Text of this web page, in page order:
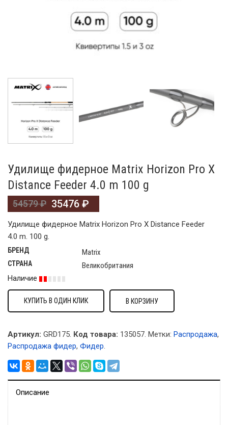
Удилище фидерное Matrix Horizon Pro X
Distance Feeder 4.0 m 100 g
54579₽ 35476 ₽
Удилище фидерное Matrix Horizon Pro X Distance Feeder
4.0 m. 100 g.
БРЕНД Matrix
СТРАНА
Великобритания
Наличие
КУПИТЬ В ОДИН КЛИК В КОРЗИНУ
Артикул: GRD175. Код товара: 135057. Метки: Распродажа,
Распродажа фидер, Фидер.
Описание